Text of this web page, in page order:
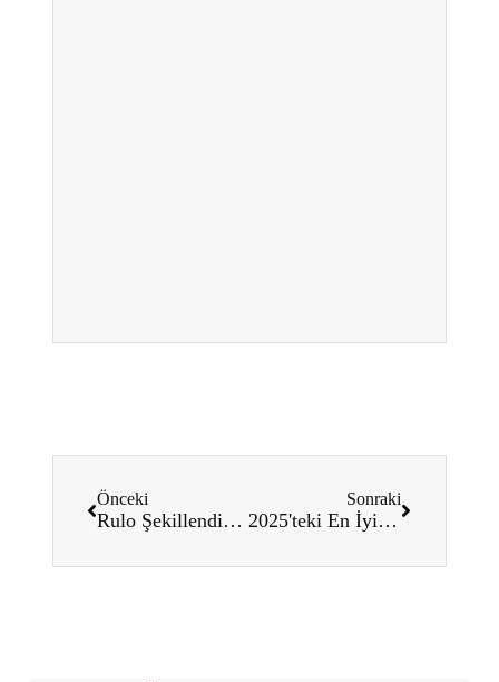
Önceki
Rulo Şekillendirme Bükme Yarıçapı: 2025 için Nihai Kılavuz
Sonraki
2025'teki En İyi Rulo Şekillendirme Makinesi Tedarikçileri - Nihai Kılavuz